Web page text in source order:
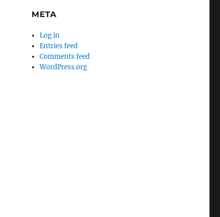
META
Log in
Entries feed
Comments feed
WordPress.org